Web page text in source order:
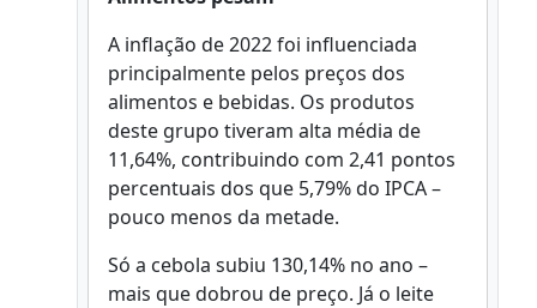
A inflação de 2022 foi influenciada
principalmente pelos preços dos
alimentos e bebidas. Os produtos
deste grupo tiveram alta média de
11,64%, contribuindo com 2,41 pontos
percentuais dos que 5,79% do IPCA –
pouco menos da metade.
Só a cebola subiu 130,14% no ano –
mais que dobrou de preço. Já o leite